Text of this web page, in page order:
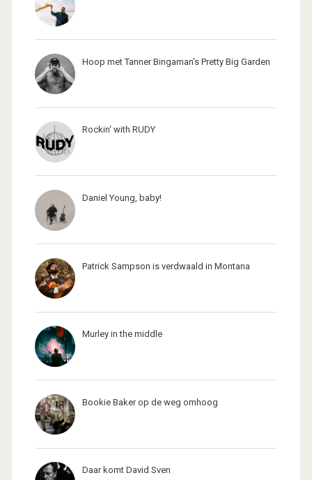
Hoop met Tanner Bingaman's Pretty Big Garden
Rockin' with RUDY
Daniel Young, baby!
Patrick Sampson is verdwaald in Montana
Murley in the middle
Bookie Baker op de weg omhoog
Daar komt David Sven